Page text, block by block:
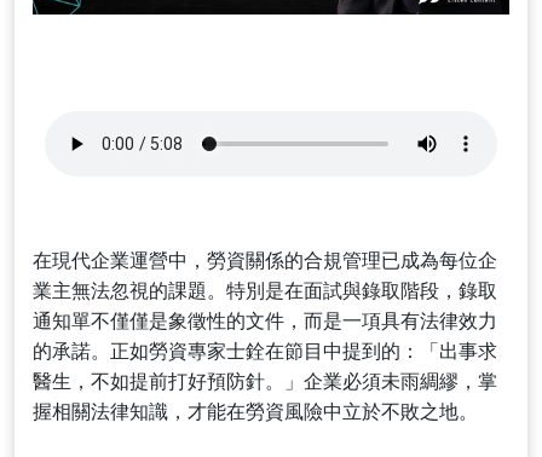
在現代企業運營中，勞資關係的合規管理已成為每位企
業主無法忽視的課題。特別是在面試與錄取階段，錄取
通知單不僅僅是象徵性的文件，而是一項具有法律效力
的承諾。正如勞資專家士銓在節目中提到的：「出事求
醫生，不如提前打好預防針。」企業必須未雨綢繆，掌
握相關法律知識，才能在勞資風險中立於不敗之地。